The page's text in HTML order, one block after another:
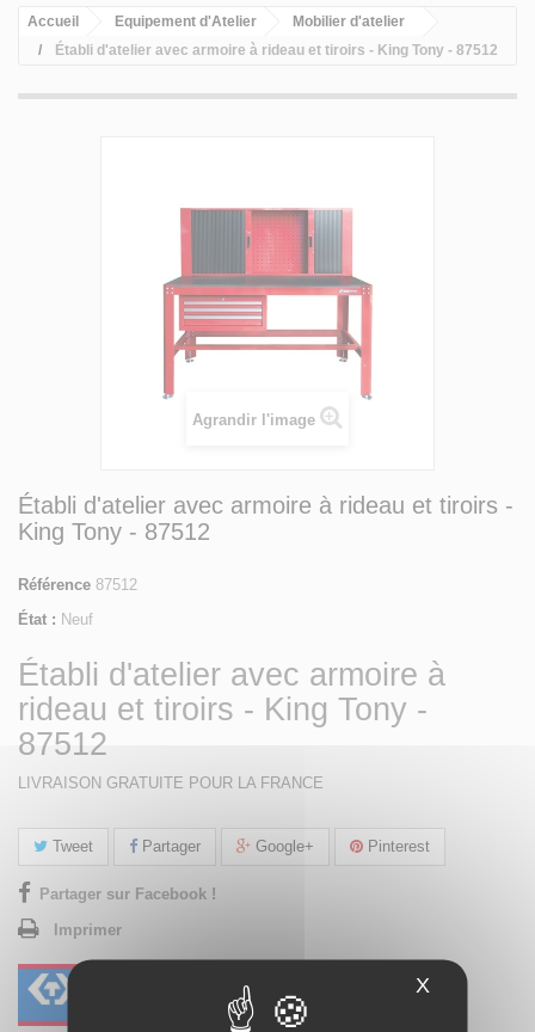
X Masquer
Accueil Equipement d'Atelier
Mobilier d'atelier
Établi d'atelier avec armoire à rideau et tiroirs - King Tony - 87512
Agrandir l'image
Établi d'atelier avec armoire à rideau et tiroirs -
King Tony - 87512
Référence 87512
État : Neuf
Établi d'atelier avec armoire à
rideau et tiroirs - King Tony -
87512
LIVRAISON GRATUITE POUR LA FRANCE
Tweet Partager Google+ Pinterest
Partager sur Facebook !
Imprimer